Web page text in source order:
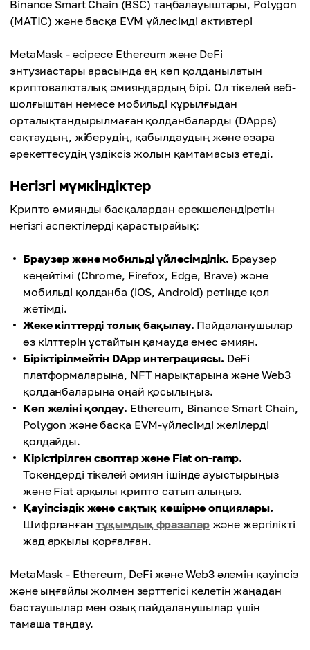
Binance Smart Chain (BSC) таңбалауыштары, Polygon
(MATIC) және басқа EVM үйлесімді активтері
MetaMask - әсіресе Ethereum және DeFi
энтузиастары арасында ең көп қолданылатын
криптовалюталық әмияндардың бірі. Ол тікелей веб-
шолғыштан немесе мобильді құрылғыдан
орталықтандырылмаған қолданбаларды (DApps)
сақтаудың, жіберудің, қабылдаудың және өзара
әрекеттесудің үздіксіз жолын қамтамасыз етеді.
Негізгі мүмкіндіктер
Крипто әмиянды басқалардан ерекшелендіретін
негізгі аспектілерді қарастырайық:
Браузер және мобильді үйлесімділік. Браузер
кеңейтімі (Chrome, Firefox, Edge, Brave) және
мобильді қолданба (iOS, Android) ретінде қол
жетімді.
Жеке кілттерді толық бақылау. Пайдаланушылар
өз кілттерін ұстайтын қамауда емес әмиян.
Біріктірілмейтін DApp интеграциясы. DeFi
платформаларына, NFT нарықтарына және Web3
қолданбаларына оңай қосылыңыз.
Көп желіні қолдау. Ethereum, Binance Smart Chain,
Polygon және басқа EVM-үйлесімді желілерді
қолдайды.
Кірістірілген своптар және Fiat on-ramp.
Токендерді тікелей әмиян ішінде ауыстырыңыз
және Fiat арқылы крипто сатып алыңыз.
Қауіпсіздік және сақтық көшірме опциялары.
Шифрланған тұқымдық фразаларжәне жергілікті
жад арқылы қорғалған.
MetaMask - Ethereum, DeFi және Web3 әлемін қауіпсіз
және ыңғайлы жолмен зерттегісі келетін жаңадан
бастаушылар мен озық пайдаланушылар үшін
тамаша таңдау.